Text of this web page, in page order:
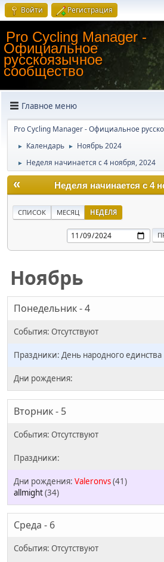
Войти Регистрация
Pro Cycling Manager -
Официальное
русскоязычное
сообщество
Главное меню
Pro Cycling Manager - Официальное
► Календарь ► Ноябрь 2024
► Неделя начинается с 4 ноября, 2024
« Неделя начинается с 4
СПИСОК МЕСЯЦ НЕДЕЛЯ
Ноябрь
Понедельник - 4
День народного единства
Вторник - 5
Valeronvs(41)
allmight(34)
Среда - 6